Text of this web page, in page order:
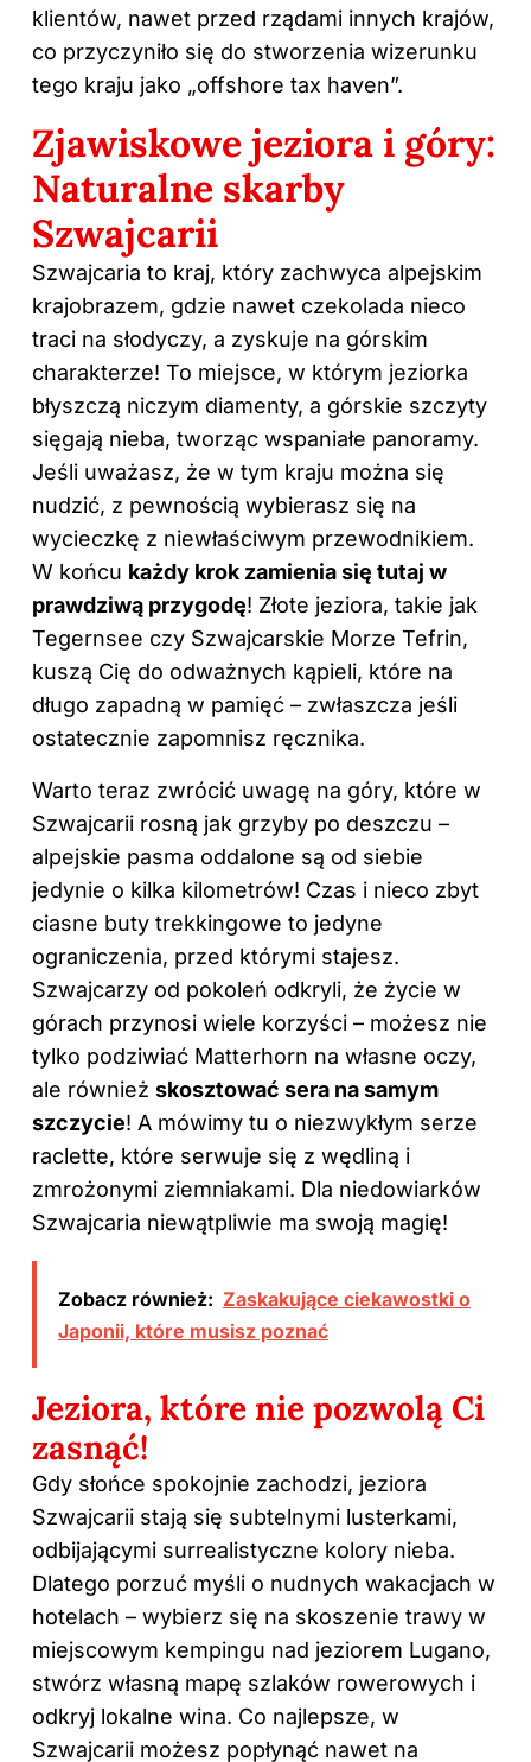
klientów, nawet przed rządami innych krajów,
co przyczyniło się do stworzenia wizerunku
tego kraju jako „offshore tax haven”.
Zjawiskowe jeziora i góry:
Naturalne skarby
Szwajcarii
Szwajcaria to kraj, który zachwyca alpejskim
krajobrazem, gdzie nawet czekolada nieco
traci na słodyczy, a zyskuje na górskim
charakterze! To miejsce, w którym jeziorka
błyszczą niczym diamenty, a górskie szczyty
sięgają nieba, tworząc wspaniałe panoramy.
Jeśli uważasz, że w tym kraju można się
nudzić, z pewnością wybierasz się na
wycieczkę z niewłaściwym przewodnikiem.
W końcu każdy krok zamienia się tutaj w
prawdziwą przygodę! Złote jeziora, takie jak
Tegernsee czy Szwajcarskie Morze Tefrin,
kuszą Cię do odważnych kąpieli, które na
długo zapadną w pamięć – zwłaszcza jeśli
ostatecznie zapomnisz ręcznika.
Warto teraz zwrócić uwagę na góry, które w
Szwajcarii rosną jak grzyby po deszczu –
alpejskie pasma oddalone są od siebie
jedynie o kilka kilometrów! Czas i nieco zbyt
ciasne buty trekkingowe to jedyne
ograniczenia, przed którymi stajesz.
Szwajcarzy od pokoleń odkryli, że życie w
górach przynosi wiele korzyści – możesz nie
tylko podziwiać Matterhorn na własne oczy,
ale również skosztować sera na samym
szczycie! A mówimy tu o niezwykłym serze
raclette, które serwuje się z wędliną i
zmrożonymi ziemniakami. Dla niedowiarków
Szwajcaria niewątpliwie ma swoją magię!
Zobacz również: Zaskakujące ciekawostki o
Japonii, które musisz poznać
Jeziora, które nie pozwolą Ci
zasnąć!
Gdy słońce spokojnie zachodzi, jeziora
Szwajcarii stają się subtelnymi lusterkami,
odbijającymi surrealistyczne kolory nieba.
Dlatego porzuć myśli o nudnych wakacjach w
hotelach – wybierz się na skoszenie trawy w
miejscowym kempingu nad jeziorem Lugano,
stwórz własną mapę szlaków rowerowych i
odkryj lokalne wina. Co najlepsze, w
Szwajcarii możesz popłynąć nawet na